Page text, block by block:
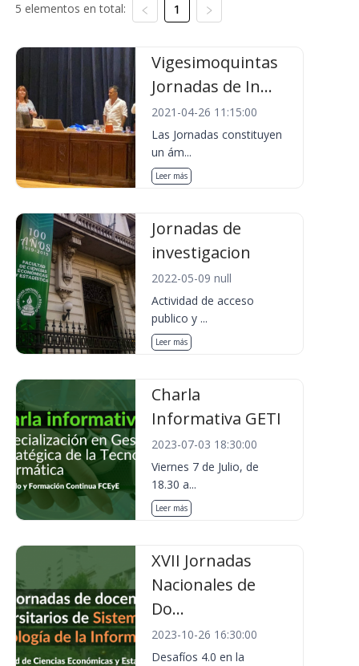
5 elementos en total: 1
Vigesimoquintas
Jornadas de In...
2021-04-26 11:15:00
Las Jornadas constituyen
un ám...
Leer más
Jornadas de
investigacion
2022-05-09 null
Actividad de acceso
publico y ...
Leer más
Charla
Informativa GETI
2023-07-03 18:30:00
Viernes 7 de Julio, de
18.30 a...
Leer más
XVII Jornadas
Nacionales de
Do...
2023-10-26 16:30:00
Desafíos 4.0 en la